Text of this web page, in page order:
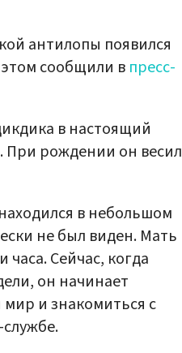
антилопы появился
сообщили в пресс-
в настоящий
При рождении он весил
в небольшом
не был виден. Мать
Сейчас, когда
он начинает
и знакомиться с